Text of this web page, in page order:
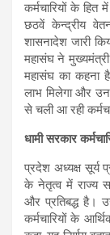
कर्मचारियों के हित
छठवें केन्द्रीय
शासनादेश जारी
महासंघ ने मुख्यमंत्री
महासंघ का कहना है
लाभ मिलेगा और
से चली आ रही
धामी सरकार
प्रदेश अध्यक्ष सूर्य
के नेतृत्व में राज्य
और प्रतिबद्ध है।
कर्मचारियों के